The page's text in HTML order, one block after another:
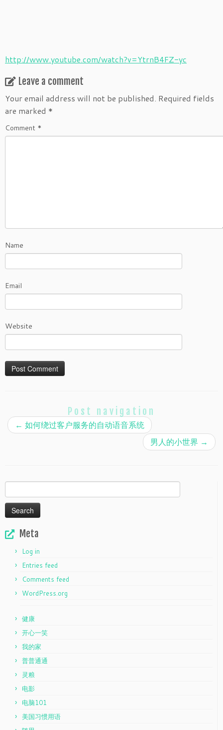
http://www.youtube.com/watch?v=YtrnB4FZ-yc
Leave a comment
Your email address will not be published. Required fields
are marked *
Comment *
Name
Email
Website
Post navigation
← 如何绕过客户服务的自动语音系统
男人的小世界 →
for:
Meta
Log in
Entries feed
Comments feed
WordPress.org
健康
开心一笑
我的家
普普通通
灵粮
电影
电脑101
美国习惯用语